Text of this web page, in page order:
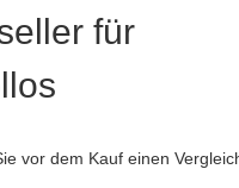
für
vor dem Kauf einen